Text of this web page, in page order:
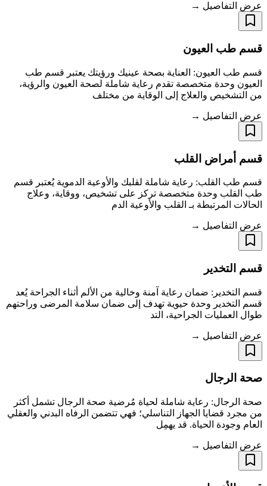
عرض التفاصيل →
قسم طب العيون
قسم طب العيون: العناية بصحة عينيك ورؤيتك يعتبر قسم طب
العيون وحدة متخصصة تقدم رعاية شاملة لصحة العيون والرؤية،
من التشخيص والعلاج إلى الوقاية من مختلف
عرض التفاصيل →
قسم أمراض القلب
قسم طب القلب: رعاية شاملة لقلبك والأوعية الدموية يُعتبر قسم
طب القلب وحدة متخصصة تركز على تشخيص، ووقاية، وعلاج
الحالات المرتبطة بـ القلب والأوعية الدم
عرض التفاصيل →
قسم التخدير
قسم التخدير: ضمان رعاية آمنة وخالية من الألم أثناء الجراحة يُعد
قسم التخدير وحدة حيوية تهدف إلى ضمان سلامة المرضى وراحتهم
طوال العمليات الجراحية، التد
عرض التفاصيل →
صحة الرجال
صحة الرجال: رعاية شاملة لحياة مُرضية صحة الرجال تشمل أكثر
من مجرد قضايا الجهاز التناسلي؛ فهي تتضمن الرفاه البدني والعقلي
العام وجودة الحياة. قد يهمِل
عرض التفاصيل →